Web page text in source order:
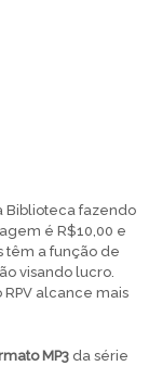
Biblioteca fazendo
é R$10,00 e
têm a função de
visando lucro.
alcance mais
MP3da série